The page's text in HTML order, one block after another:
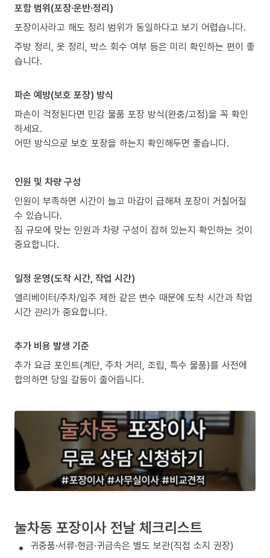
포함 범위(포장·운반·정리)
포장이사라고 해도 정리 범위가 동일하다고 보기 어렵습니다.
주방 정리, 옷 정리, 박스 회수 여부 등은 미리 확인하는 편이 좋
습니다.
파손 예방(보호 포장) 방식
파손이 걱정된다면 민감 물품 포장 방식(완충/고정)을 꼭 확인
하세요.
어떤 방식으로 보호 포장을 하는지 확인해두면 좋습니다.
인원 및 차량 구성
인원이 부족하면 시간이 늘고 마감이 급해져 포장이 거칠어질
수 있습니다.
짐 규모에 맞는 인원과 차량 구성이 잡혀 있는지 확인하는 것이
중요합니다.
일정 운영(도착 시간, 작업 시간)
엘리베이터/주차/입주 제한 같은 변수 때문에 도착 시간과 작업
시간 관리가 중요합니다.
추가 비용 발생 기준
추가 요금 포인트(계단, 주차 거리, 조립, 특수 물품)를 사전에
합의하면 당일 갈등이 줄어듭니다.
눌차동 포장이사 전날 체크리스트
귀중품·서류·현금·귀금속은 별도 보관(직접 소지 권장)